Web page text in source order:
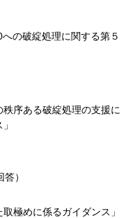
の破綻処理に関する第５
秩序ある破綻処理の支援に
）
極めに係るガイダンス」